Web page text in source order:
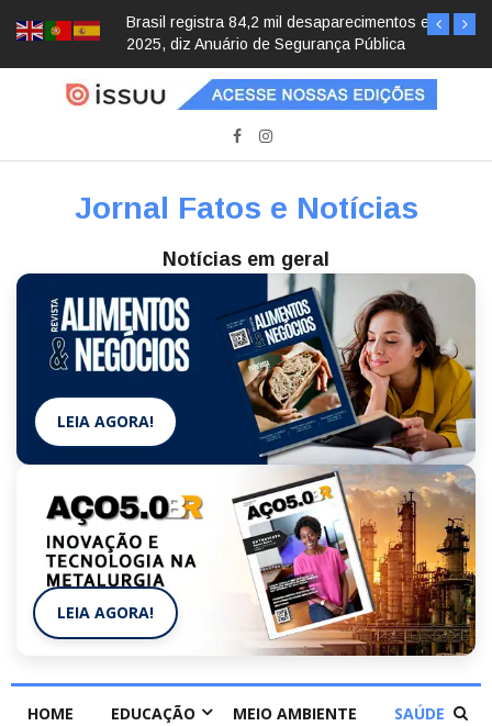
Brasil registra 84,2 mil desaparecimentos em
2025, diz Anuário de Segurança Pública
Jornal Fatos e Notícias
Notícias em geral
LEIA AGORA!
LEIA AGORA!
HOME EDUCAÇÃO MEIO AMBIENTE SAÚDE